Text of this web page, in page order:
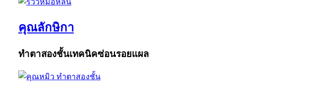
คุณลักษิกา
ทำตาสองชั้นเทคนิคซ่อนรอยแผล